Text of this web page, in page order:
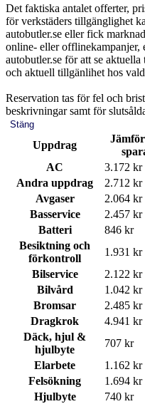
Det faktiska antalet offerter,
för verkstäders tillgänglighet
autobutler.se eller fick
online- eller offlinekampanjer,
autobutler.se för att se
och aktuell tillgänlihet hos
Reservation tas för fel och
beskrivningar samt för
Stäng
Uppdrag
AC
3.172 kr
Andra uppdrag
2.712 kr
Avgaser
2.064 kr
Basservice
2.457 kr
Batteri
846 kr
Besiktning och
förkontroll
1.931 kr
Bilservice
2.122 kr
Bilvård
1.042 kr
Bromsar
2.485 kr
Dragkrok
4.941 kr
Däck, hjul &
hjulbyte
707 kr
Elarbete
1.162 kr
Felsökning
1.694 kr
Hjulbyte
740 kr